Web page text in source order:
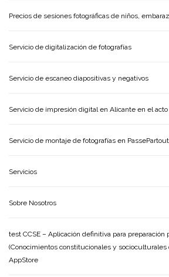
Precios de sesiones fotográficas de niños,
Servicio de digitalización de fotografías
Servicio de escaneo diapositivas y negativos
Servicio de impresión digital en Alicante en el acto
Servicio de montaje de fotografías en PassePartout
Servicios
Sobre Nosotros
test CCSE – Aplicación definitiva para preparación
(Conocimientos constitucionales y socioculturales
AppStore